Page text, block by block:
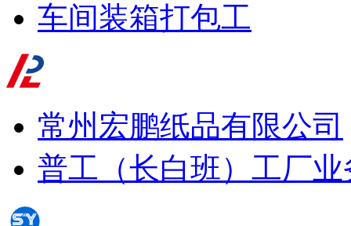
车间装箱打包工
常州宏鹏纸品有限公司
普工（长白班） 工厂